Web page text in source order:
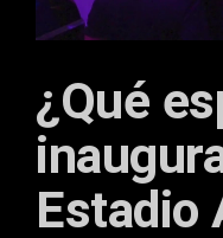
¿Qué
Estadio